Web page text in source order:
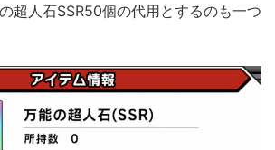
超人石SSR50個の代用とするのも一つ